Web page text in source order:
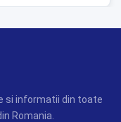
si informatii din toate
Romania.